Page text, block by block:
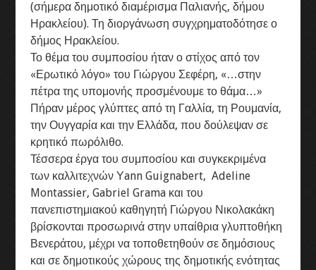
7ο Διεθνές συμπόσιο γλυπτικής
8ο Διεθνές συμπόσιο γλυπτικής
9ο Διεθνές συμπόσιο γλυπτικής
Η ΟΜΑΔΑ
ΕΠΙΚΟΙΝΩΝΕΙΣΤΕ ΜΑΖΙ ΜΑΣ
(σήμερα δημοτικό διαμέρισμα Παλιανής, δήμου
Ηρακλείου). Τη διοργάνωση συγχρηματοδότησε ο
δήμος Ηρακλείου.
Το θέμα του συμποσίου ήταν ο στίχος από τον
«Ερωτικό λόγο» του Γιώργου Σεφέρη, «…στην
πέτρα της υπομονής προσμένουμε το θάμα…»
Πήραν μέρος γλύπτες από τη Γαλλία, τη Ρουμανία,
την Ουγγαρία και την Ελλάδα, που δούλεψαν σε
κρητικό πωρόλιθο.
Τέσσερα έργα του συμποσίου και συγκεκριμένα
των καλλιτεχνών Υann Guignabert, Adeline
Montassier, Gabriel Grama και του
πανεπιστημιακού καθηγητή Γιώργου Νικολακάκη
βρίσκονται προσωρινά στην υπαίθρια γλυπτοθήκη
Βενεράτου, μέχρι να τοποθετηθούν σε δημόσιους
και σε δημοτικούς χώρους της δημοτικής ενότητας